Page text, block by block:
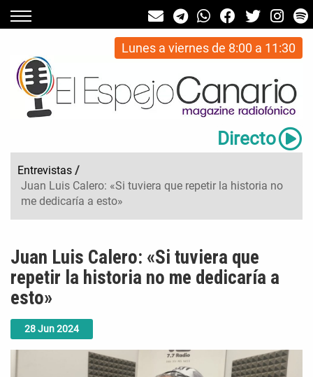
Lunes a viernes de 8:00 a 11:30
Directo
Entrevistas /
Juan Luis Calero: «Si tuviera que repetir la historia no
me dedicaría a esto»
28Jun2024
Juan Luis Calero: «Si tuviera que
repetir la historia no me dedicaría a
esto»